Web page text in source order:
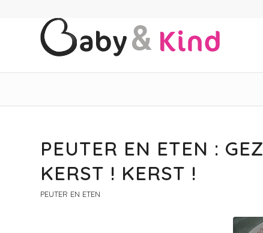
PEUTER EN ETEN :
KERST ! KERST !
PEUTER EN ETEN